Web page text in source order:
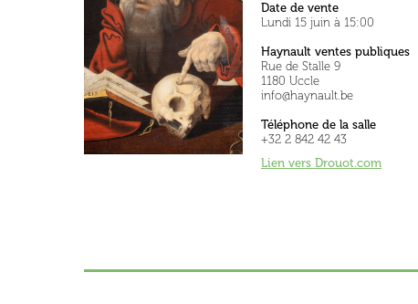
Date de vente
Lundi 15 juin à 15:00
Haynault ventes publiques
Rue de Stalle 9
1180 Uccle
info@haynault.be
Téléphone de la salle
+32 2 842 42 43
Lien vers Drouot.com